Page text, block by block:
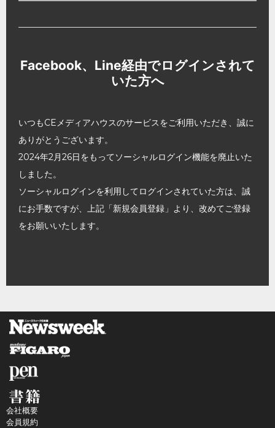
Facebook、Line経由でログインされて
いた方へ
いつもCEメディアハウスのサービスをご利用いただき、誠に
ありがとうございます。
2024年2月26日をもってソーシャルログイン機能を廃止いた
しました。
ソーシャルログインを利用してログインされていた方は、誠
にお手数ですが、上記「新規会員登録」より、改めてご登録
をお願いいたします。
会社概要
会員規約